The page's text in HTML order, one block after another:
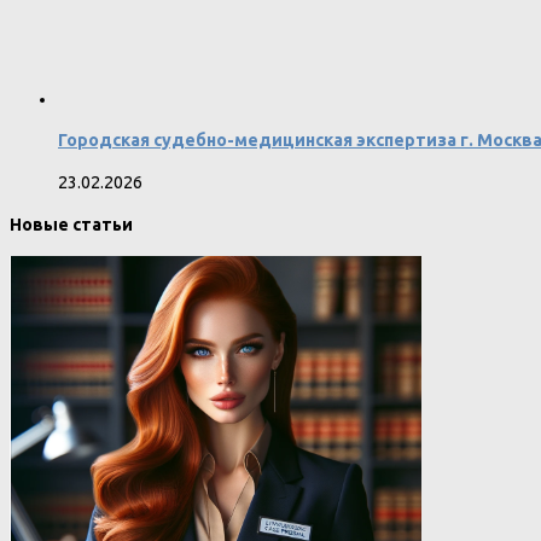
Городская судебно-медицинская экспертиза г. Москва
23.02.2026
Новые статьи